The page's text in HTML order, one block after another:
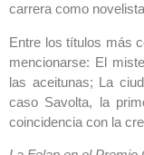
carrera como
Entre los títulos más
mencionarse: El
las aceitunas; La
caso Savolta, la
coincidencia con la